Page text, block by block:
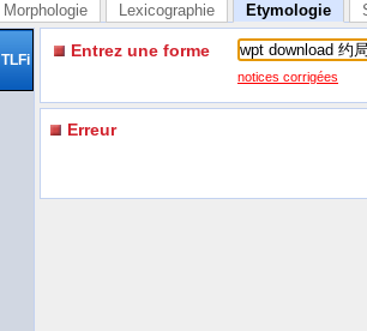
Morphologie Lexicographie Etymologie
TLFi Entrez une forme
notices corrigées
Erreur